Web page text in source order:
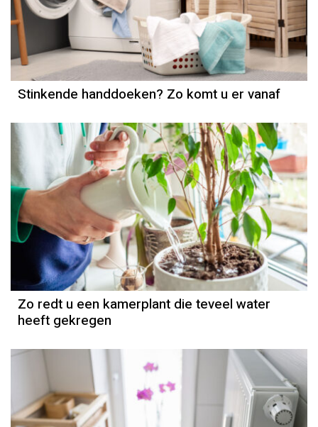
Stinkende handdoeken? Zo komt u er vanaf
Zo redt u een kamerplant die teveel water
heeft gekregen